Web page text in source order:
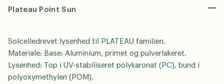
Plateau Point Sun
Solcelledrevet lysenhed til PLATEAU familien.
Materiale: Base: Aluminium, primet og pulverlakeret.
Lysenhed: Top i UV-stabiliseret polykaronat (PC), bund i
polyoxymethylen (POM).